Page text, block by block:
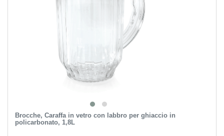
Brocche, Caraffa in vetro con labbro per ghiaccio in
policarbonato, 1,8L